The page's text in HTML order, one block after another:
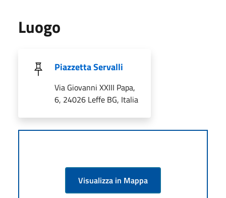
Luogo
Piazzetta Servalli
Via Giovanni XXIII Papa,
6, 24026 Leffe BG, Italia
Visualizza in Mappa